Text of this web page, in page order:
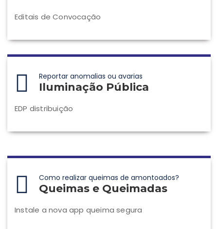
Editais de Convocação
Reportar anomalias ou avarias
Iluminação Pública
EDP distribuição
Como realizar queimas de amontoados?
Queimas e Queimadas
Instale a nova app queima segura